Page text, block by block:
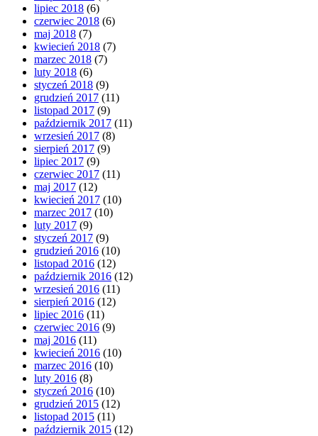
lipiec 2018 (6)
czerwiec 2018 (6)
maj 2018 (7)
kwiecień 2018 (7)
marzec 2018 (7)
luty 2018 (6)
styczeń 2018 (9)
grudzień 2017 (11)
listopad 2017 (9)
październik 2017 (11)
wrzesień 2017 (8)
sierpień 2017 (9)
lipiec 2017 (9)
czerwiec 2017 (11)
maj 2017 (12)
kwiecień 2017 (10)
marzec 2017 (10)
luty 2017 (9)
styczeń 2017 (9)
grudzień 2016 (10)
listopad 2016 (12)
październik 2016 (12)
wrzesień 2016 (11)
sierpień 2016 (12)
lipiec 2016 (11)
czerwiec 2016 (9)
maj 2016 (11)
kwiecień 2016 (10)
marzec 2016 (10)
luty 2016 (8)
styczeń 2016 (10)
grudzień 2015 (12)
listopad 2015 (11)
październik 2015 (12)